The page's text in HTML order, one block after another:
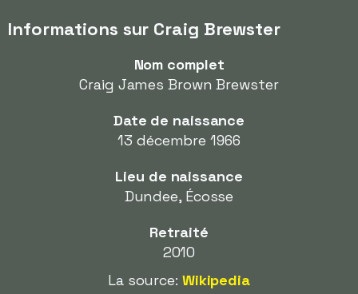
Informations sur Craig Brewster
Nom complet
Craig James Brown Brewster
Date de naissance
13 décembre 1966
Lieu de naissance
Dundee, Écosse
Retraité
2010
La source: Wikipedia